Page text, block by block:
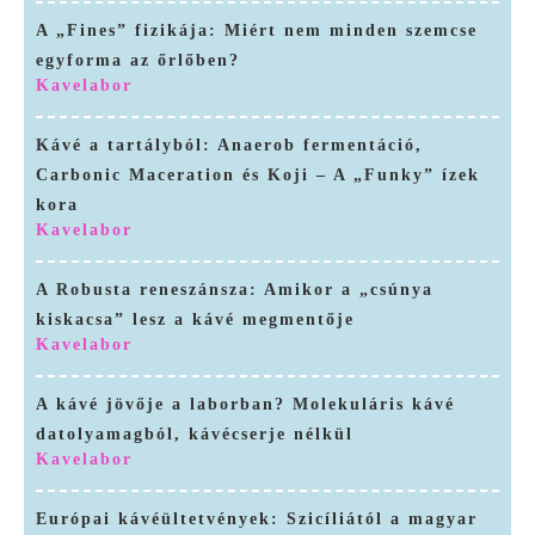
A „Fines” fizikája: Miért nem minden szemcse
egyforma az őrlőben?
Kavelabor
Kávé a tartályból: Anaerob fermentáció,
Carbonic Maceration és Koji – A „Funky” ízek
kora
Kavelabor
A Robusta reneszánsza: Amikor a „csúnya
kiskacsa” lesz a kávé megmentője
Kavelabor
A kávé jövője a laborban? Molekuláris kávé
datolyamagból, kávécserje nélkül
Kavelabor
Európai kávéültetvények: Szicíliától a magyar